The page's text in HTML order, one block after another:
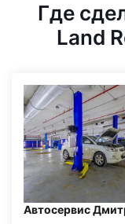
Где
Land
Автосервис